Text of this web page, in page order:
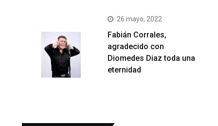
26 mayo, 2022
Fabián Corrales,
agradecido con
Diomedes Diaz toda una
eternidad